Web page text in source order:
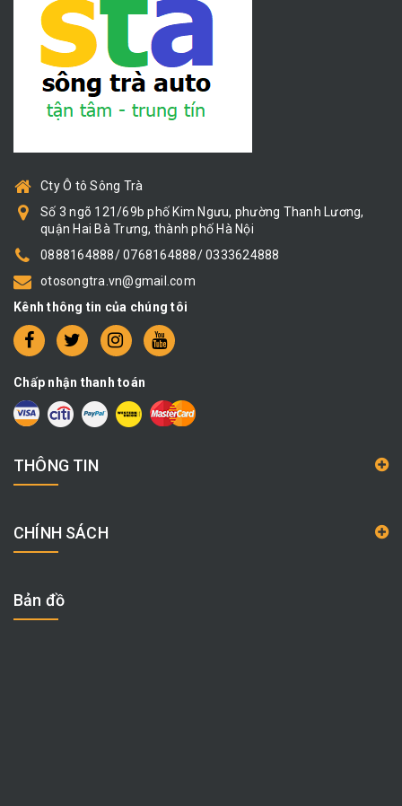
Cty Ô tô Sông Trà
Số 3 ngõ 121/69b phố Kim Ngưu, phường Thanh Lương,
quận Hai Bà Trưng, thành phố Hà Nội
0888164888/ 0768164888/ 0333624888
otosongtra.vn@gmail.com
Kênh thông tin của chúng tôi
Chấp nhận thanh toán
THÔNG TIN
CHÍNH SÁCH
Bản đồ